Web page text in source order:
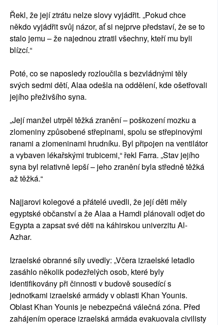
Řekl, že její ztrátu nelze slovy vyjádřit. „Pokud chce
někdo vyjádřit svůj názor, ať si nejprve představí, že se to
stalo jemu – že najednou ztratil všechny, kteří mu byli
blízcí.“
Poté, co se naposledy rozloučila s bezvládnými těly
svých sedmi dětí, Alaa odešla na oddělení, kde ošetřovali
jejího přeživšího syna.
„Její manžel utrpěl těžká zranění – poškození mozku a
zlomeniny způsobené střepinami, spolu se střepinovými
ranami a zlomeninami hrudníku. Byl připojen na ventilátor
a vybaven lékařskými trubicemi,“ řekl Farra. „Stav jejího
syna byl relativně lepší – jeho zranění byla středně těžká
až těžká.“
Najjarovi kolegové a přátelé uvedli, že její děti měly
egyptské občanství a že Alaa a Hamdi plánovali odjet do
Egypta a zapsat své děti na káhirskou univerzitu Al-
Azhar.
Izraelské obranné síly uvedly: „Včera izraelské letadlo
zasáhlo několik podezřelých osob, které byly
identifikovány při činnosti v budově sousedící s
jednotkami izraelské armády v oblasti Khan Younis.
Oblast Khan Younis je nebezpečná válečná zóna. Před
zahájením operace izraelská armáda evakuovala civilisty